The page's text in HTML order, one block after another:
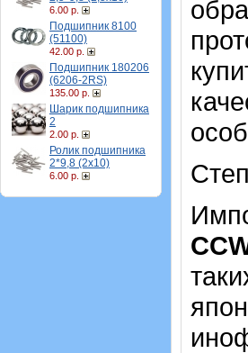
6.00 р.
Подшипник 8100
(51100)
42.00 р.
Подшипник 180206
(6206-2RS)
135.00 р.
Шарик подшипника
2
2.00 р.
Ролик подшипника
2*9,8 (2х10)
6.00 р.